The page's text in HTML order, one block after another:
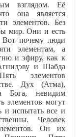
взглядом. Её
она является
элементов. Без
мир. Они и есть
Вот почему люди
элементам, а
и эфиру, как к
и Шабда
элементов
Дух (Атма),
Бога, невидим
элементов могут
и испытать все и
Человек
Он их